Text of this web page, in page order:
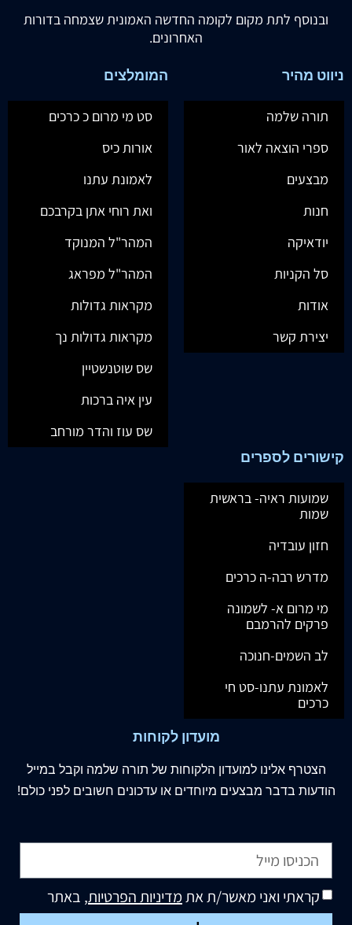
ובנוסף לתת מקום לקומה החדשה האמונית שצמחה בדורות
האחרונים.
ניווט מהיר
תורה שלמה
ספרי הוצאה לאור
מבצעים
חנות
יודאיקה
סל הקניות
אודות
יצירת קשר
המומלצים
סט מי מרום כ כרכים
אורות כיס
לאמונת עתנו
ואת רוחי אתן בקרבכם
המהר"ל המנוקד
המהר"ל מפראג
מקראות גדולות
מקראות גדולות נך
שס שוטנשטיין
עין איה ברכות
שס עוז והדר מורחב
קישורים לספרים
שמועות ראיה- בראשית
שמות
חזון עובדיה
מדרש רבה-ה כרכים
מי מרום א- לשמונה
פרקים להרמבם
לב השמים-חנוכה
לאמונת עתנו-סט חי
כרכים
מועדון לקוחות
הצטרף אלינו למועדון הלקוחות של תורה שלמה וקבל במייל
הודעות בדבר מבצעים מיוחדים או עדכונים חשובים לפני כולם!
קראתי ואני מאשר/ת אתמדיניות הפרטיות, באתר